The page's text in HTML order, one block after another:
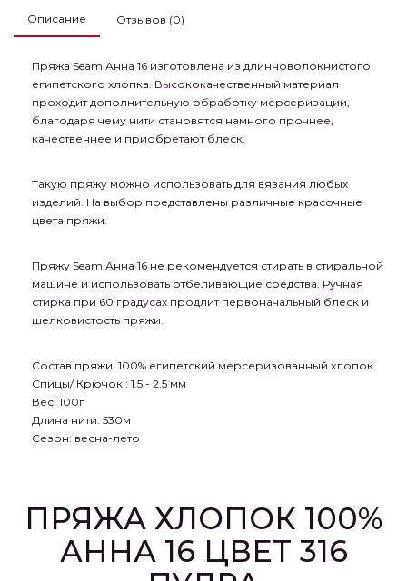
Описание Отзывов (0)
Пряжа Seam Анна 16 изготовлена из длинноволокнистого
египетского хлопка. Высококачественный материал
проходит дополнительную обработку мерсеризации,
благодаря чему нити становятся намного прочнее,
качественнее и приобретают блеск.
Такую пряжу можно использовать для вязания любых
изделий. На выбор представлены различные красочные
цвета пряжи.
Пряжу Seam Анна 16 не рекомендуется стирать в стиральной
машине и использовать отбеливающие средства. Ручная
стирка при 60 градусах продлит первоначальный блеск и
шелковистость пряжи.
Состав пряжи: 100% египетский мерсеризованный хлопок
Спицы/ Крючок : 1.5 - 2.5 мм
Вес: 100г
Длина нити: 530м
Сезон: весна-лето
ПРЯЖА ХЛОПОК 100%
АННА 16 ЦВЕТ 316